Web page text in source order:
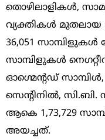
തൊഴിലാളികള്‍,
വ്യക്തികള്‍ മുതലായ
36,051 സാമ്പിളുകള്‍
സാമ്പിളുകള്‍
ഓഗ്മെന്റഡ്
സെന്റിനില്‍, സി.ബി.
ആകെ 1,73,729
അയച്ചത്.